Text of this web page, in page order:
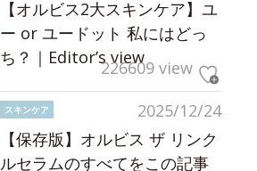
【オルビス2大スキンケア】ユ
ー or ユードット 私にはどっ
ち？｜Editor’s view226609 view
2025/12/24
スキンケア
【保存版】オルビス ザ リンク
ルセラムのすべてをこの記事